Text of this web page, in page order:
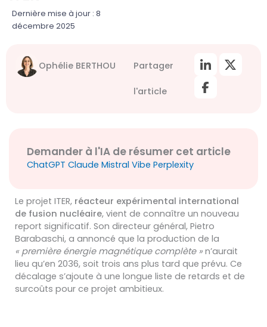
Dernière mise à jour : 8
décembre 2025
Ophélie BERTHOU Partager
l'article
Demander à l'IA de résumer cet article
ChatGPT Claude Mistral Vibe Perplexity
Le projet ITER, réacteur expérimental international
de fusion nucléaire, vient de connaître un nouveau
report significatif. Son directeur général, Pietro
Barabaschi, a annoncé que la production de la
« première énergie magnétique complète » n’aurait
lieu qu’en 2036, soit trois ans plus tard que prévu. Ce
décalage s’ajoute à une longue liste de retards et de
surcoûts pour ce projet ambitieux.